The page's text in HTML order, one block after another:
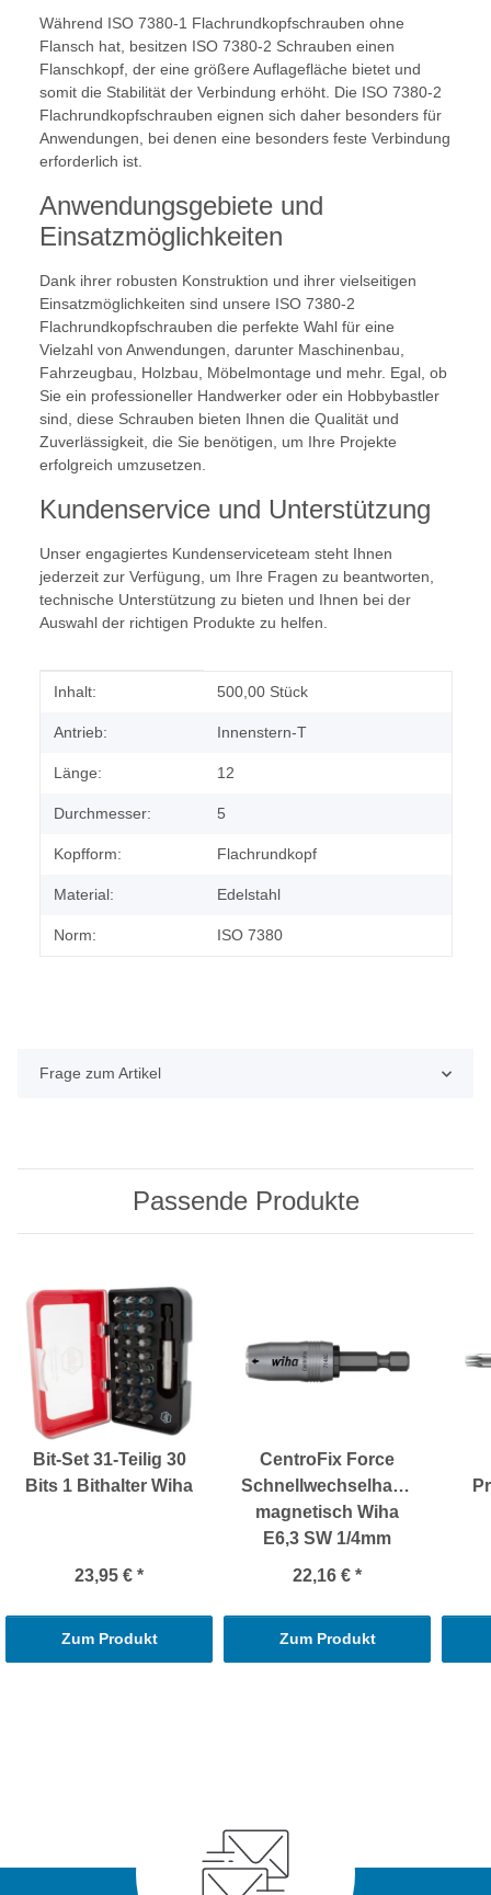
Während ISO 7380-1 Flachrundkopfschrauben ohne
Flansch hat, besitzen ISO 7380-2 Schrauben einen
Flanschkopf, der eine größere Auflagefläche bietet und
somit die Stabilität der Verbindung erhöht. Die ISO 7380-2
Flachrundkopfschrauben eignen sich daher besonders für
Anwendungen, bei denen eine besonders feste Verbindung
erforderlich ist.
Anwendungsgebiete und
Einsatzmöglichkeiten
Dank ihrer robusten Konstruktion und ihrer vielseitigen
Einsatzmöglichkeiten sind unsere ISO 7380-2
Flachrundkopfschrauben die perfekte Wahl für eine
Vielzahl von Anwendungen, darunter Maschinenbau,
Fahrzeugbau, Holzbau, Möbelmontage und mehr. Egal, ob
Sie ein professioneller Handwerker oder ein Hobbybastler
sind, diese Schrauben bieten Ihnen die Qualität und
Zuverlässigkeit, die Sie benötigen, um Ihre Projekte
erfolgreich umzusetzen.
Kundenservice und Unterstützung
Unser engagiertes Kundenserviceteam steht Ihnen
jederzeit zur Verfügung, um Ihre Fragen zu beantworten,
technische Unterstützung zu bieten und Ihnen bei der
Auswahl der richtigen Produkte zu helfen.
Produkteigenschaft
Wert
Inhalt: 500,00 Stück
Antrieb: Innenstern-T
Länge: 12
Durchmesser: 5
Kopfform: Flachrundkopf
Material: Edelstahl
Norm: ISO 7380
Frage zum Artikel
Passende Produkte
Bit-Set 31-Teilig 30
Bits 1 Bithalter Wiha
23,95 € *
Zum Produkt
CentroFix Force
Schnellwechselhalter
magnetisch Wiha
E6,3 SW 1/4mm
22,16 € *
Zum Produkt